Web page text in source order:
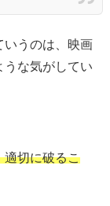
いうのは、映画
うな気がしてい
適切に破るこ